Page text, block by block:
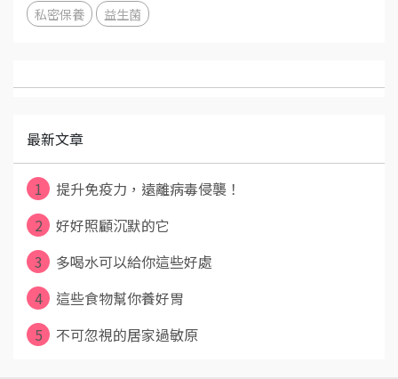
私密保養
益生菌
最新文章
1
提升免疫力，遠離病毒侵襲！
2
好好照顧沉默的它
3
多喝水可以給你這些好處
4
這些食物幫你養好胃
5
不可忽視的居家過敏原